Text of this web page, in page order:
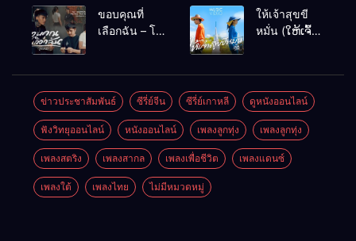
[COVER
VERSION]
ขอบคุณที่
เลือกฉัน – โต๋
ให้เจ้าสุขขี
หมั่น (ໃຫ້ເຈົ້າ
ข่าวประชาสัมพันธ์ ซีรี่ย์จีน ซีรี่ย์เกาหลี ดูหนังออนไลน์
ฟังวิทยุออนไลน์ หนังออนไลน์ เพลงลูกทุ่ง เพลงลูกทุ่ง
เพลงสตริง เพลงสากล เพลงเพื่อชีวิต เพลงแดนซ์
เพลงใต้ เพลงไทย ไม่มีหมวดหมู่